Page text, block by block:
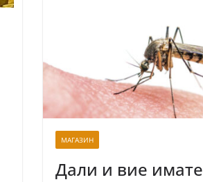
МАГАЗИН
Дали и вие имате